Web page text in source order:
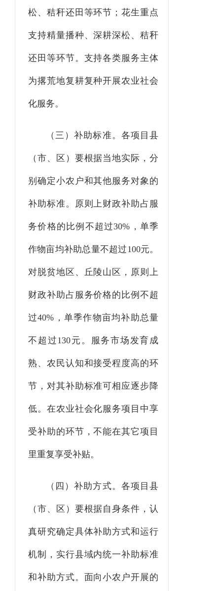
松、秸秆还田等环节；花生重点
支持精量播种、深耕深松、秸秆
还田等环节。支持各类服务主体
为撂荒地复耕复种开展农业社会
化服务。
（三）补助标准。 各项目县
（市、区） 要根据当地实际，分
别确定小农户和其他服务对象的
补助标准。 原则上财政补助占服
务价格的比例不超过30% ，单季
作物亩均补助总量不超过100元。
对脱贫地区、丘陵山区，原则上
财政补助占服务价格的比例不超
过40% ，单季作物亩均补助总量
不超过130元 。 服务市场发育成
熟、农民认知和接受程度高的环
节，对其补助标准可相应逐步降
低。 在农业社会化服务项目中享
受补助的环节，不能在其它项目
里重复享受补贴。
（四）补助方式。 各项目县
（市、区） 要根据自身条件，认
真研究确定具体补助方式和运行
机制 ，实行县域内统一补助标准
和补助方式。面向小农户开展的